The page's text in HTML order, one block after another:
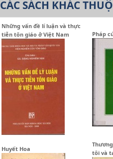
CÁC SÁCH KHÁC
Những vấn đề lí luận và thực
tiễn tôn giáo ở Việt Nam
Pháp
Huyết Hoa
tôi và